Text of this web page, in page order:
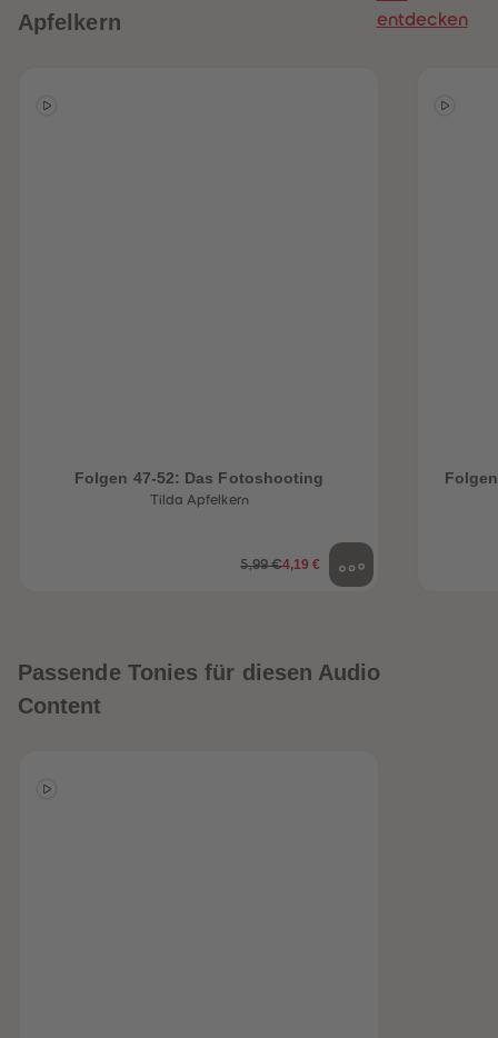
Apfelkern
entdecken
Folgen 47-52: Das Fotoshooting
Tilda Apfelkern
5,99 €4,19 €
Passende Tonies für diesen Audio
Content